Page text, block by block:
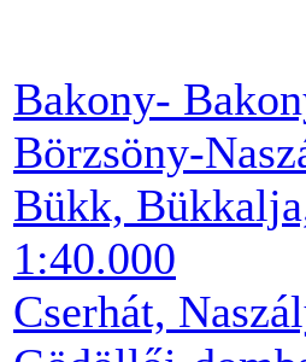
Bakony-
Börzsöny-
Bükk,
1:40.000
Cserhát,